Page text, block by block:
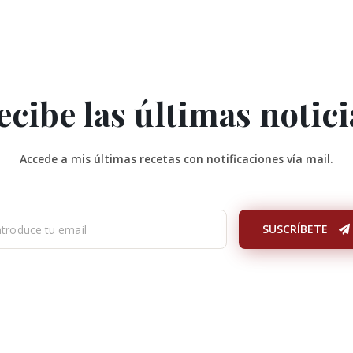
las últimas
Accede a mis últimas recetas con notificaciones vía mail.
SUSCRÍBETE